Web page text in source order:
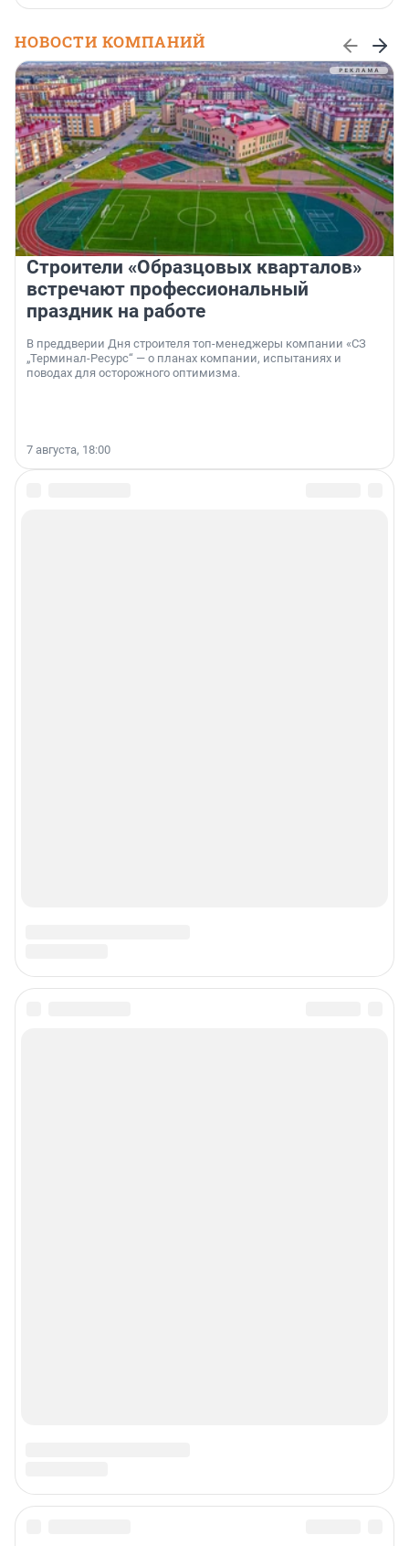
НОВОСТИ КОМПАНИЙ
Строители «Образцовых кварталов»
встречают профессиональный
праздник на работе
В преддверии Дня строителя топ-менеджеры компании «СЗ
„Терминал-Ресурс“ — о планах компании, испытаниях и
поводах для осторожного оптимизма.
7 августа, 18:00